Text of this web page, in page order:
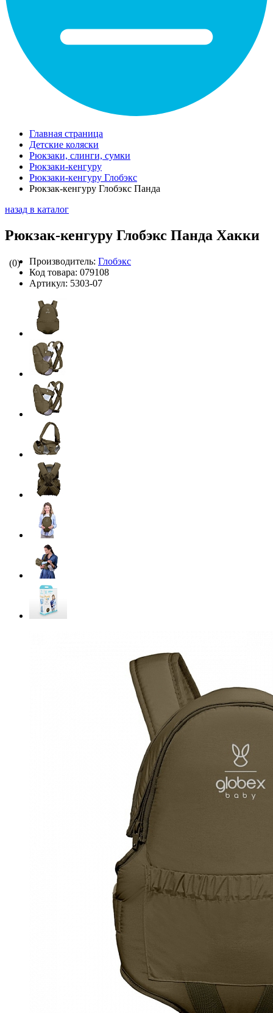
Главная страница
Детские коляски
Рюкзаки, слинги, сумки
Рюкзаки-кенгуру
Рюкзаки-кенгуру Глобэкс
Рюкзак-кенгуру Глобэкс Панда
назад в каталог
Рюкзак-кенгуру Глобэкс Панда Хакки
(0) Производитель: Глобэкс
Код товара: 079108
Артикул: 5303-07